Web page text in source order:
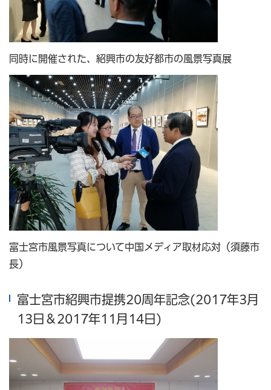
同時に開催された、紹興市の友好都市の風景写真展
富士宮市風景写真について中国メディア取材応対（須藤市
長）
富士宮市紹興市提携20周年記念(2017年3月
13日＆2017年11月14日)